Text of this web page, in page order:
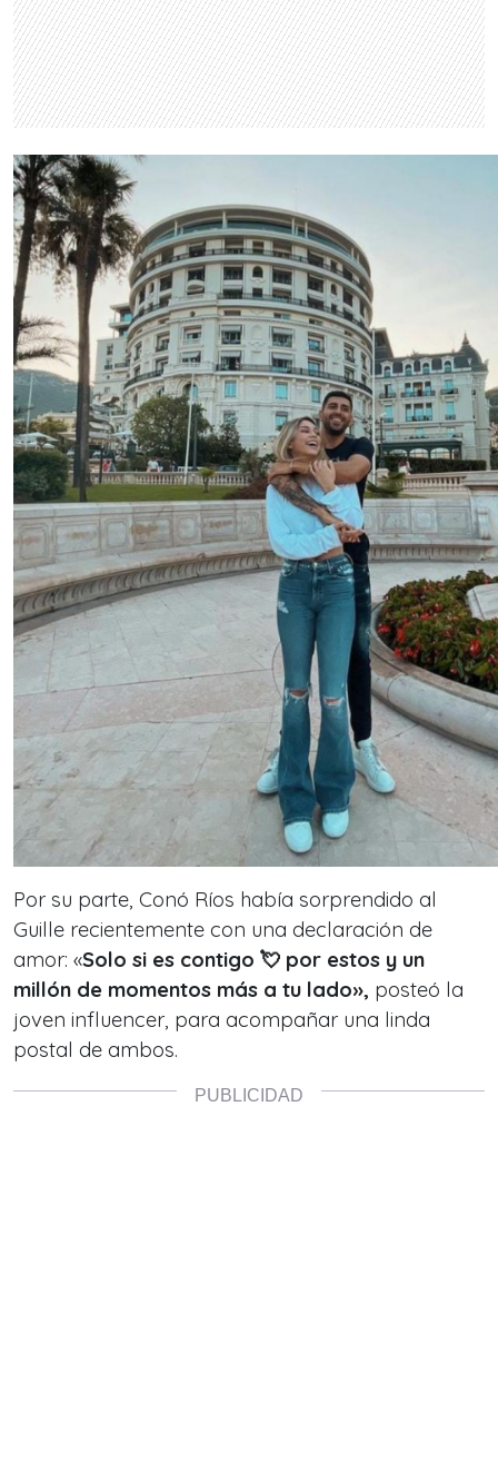
Por su parte, Conó Ríos había sorprendido al
Guille recientemente con una declaración de
amor: «Solo si es contigo 💘 por estos y un
millón de momentos más a tu lado», posteó la
joven influencer, para acompañar una linda
postal de ambos.